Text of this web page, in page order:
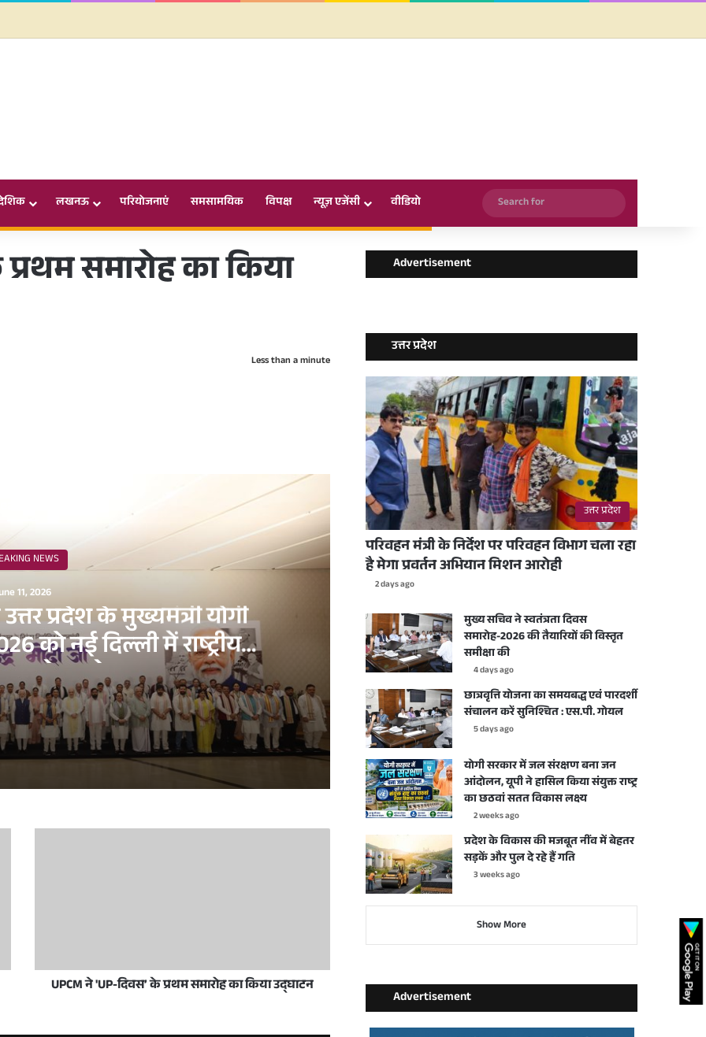
लखनऊ परियोजनाएं समसामयिक विपक्ष न्यूज़ एजेंसी वीडियो
Search
for
समारोह का किया
Less than a minute
NEWS
11, 2026
उत्तर प्रदेश के मुख्यमंत्री योगी
को नई दिल्ली में राष्ट्रीय
सम्मेलन के अवसर पर
प्रधानमंत्री नरेन्द्र मोदी व उत्तर प्रदेश के मुख्यमंत्री योगी आदित्यनाथ 10 जून, 2026 को नई दिल्ली में राष्ट्रीय जनतांत्रिक गठबंधन सम्मेलन के अवसर पर
UPCM ने 'UP-दिवस’ के प्रथम समारोह का किया उद्घाटन
Advertisement
उत्तर प्रदेश
उत्तर प्रदेश
परिवहन मंत्री के निर्देश पर परिवहन विभाग चला रहा
है मेगा प्रवर्तन अभियान मिशन आरोही
2 days ago
मुख्य सचिव ने स्वतंत्रता दिवस
समारोह-2026 की तैयारियों की विस्तृत
समीक्षा की
4 days ago
छात्रवृत्ति योजना का समयबद्ध एवं पारदर्शी
संचालन करें सुनिश्चित : एस.पी. गोयल
5 days ago
योगी सरकार में जल संरक्षण बना जन
आंदोलन, यूपी ने हासिल किया संयुक्त राष्ट्र
का छठवां सतत विकास लक्ष्य
2 weeks ago
प्रदेश के विकास की मजबूत नींव में बेहतर
सड़कें और पुल दे रहे हैं गति
3 weeks ago
Show More
Advertisement